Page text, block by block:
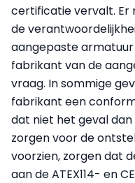
certificatie vervalt. Er
de
aangepaste armatuur
fabrikant van de
vraag. In sommige
fabrikant een
dat niet het geval
zorgen voor de
voorzien, zorgen dat
aan de ATEX114- en